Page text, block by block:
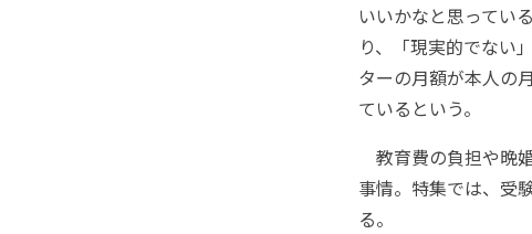
いいかなと思ってい
り、「現実的でない
ターの月額が本人の
ているという。
教育費の負担や晩
事情。特集では、受
る。